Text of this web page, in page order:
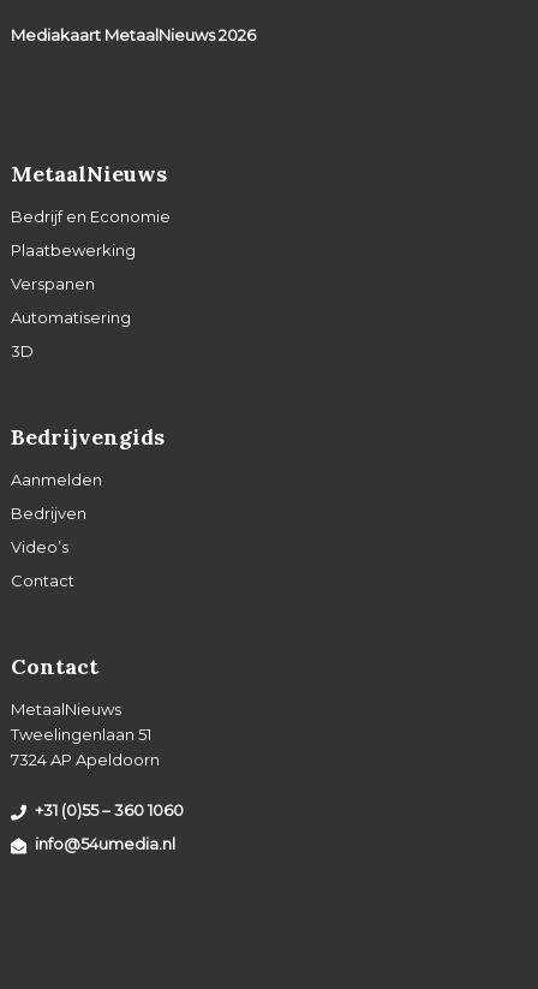
Mediakaart MetaalNieuws2026
MetaalNieuws
Bedrijf en Economie
Plaatbewerking
Verspanen
Automatisering
3D
Bedrijvengids
Aanmelden
Bedrijven
Video’s
Contact
Contact
MetaalNieuws
Tweelingenlaan 51
7324 AP Apeldoorn
+31 (0)55 – 360 1060
info@54umedia.nl